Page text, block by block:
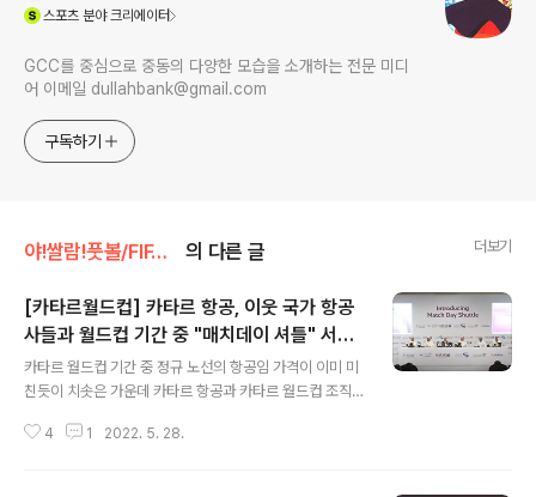
스포츠분야 크리에이터
GCC를 중심으로 중동의 다양한 모습을 소개하는 전문 미디
어 이메일 dullahbank@gmail.com
구독하기
야!쌀람!풋볼/FIFA 월드컵 의 다른 글 더보기
[카타르월드컵] 카타르 항공, 이웃 국가 항공
사들과 월드컵 기간 중 "매치데이 셔틀" 서비
스 도입!
카타르 월드컵 기간 중 정규 노선의 항공임 가격이 이미 미
친듯이 치솟은 가운데 카타르 항공과 카타르 월드컵 조직
을 맺고 월드컵 기간 중 월드컵 티켓 소지자들만 이용할 수
4 1 2022. 5. 28.